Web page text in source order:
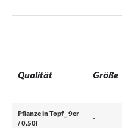
Qualität Größe
Pflanze in Topf_ 9er
/ 0,50l
-